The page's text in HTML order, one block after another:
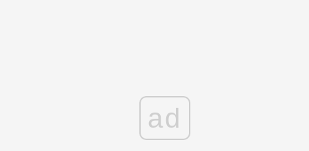
ad